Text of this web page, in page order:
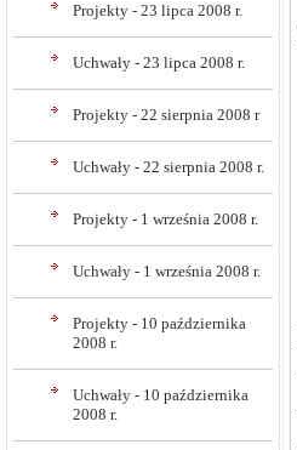
Projekty - 23 lipca 2008 r.
Uchwały - 23 lipca 2008 r.
Projekty - 22 sierpnia 2008 r
Uchwały - 22 sierpnia 2008 r.
Projekty - 1 września 2008 r.
Uchwały - 1 września 2008 r.
Projekty - 10 października
2008 r.
Uchwały - 10 października
2008 r.